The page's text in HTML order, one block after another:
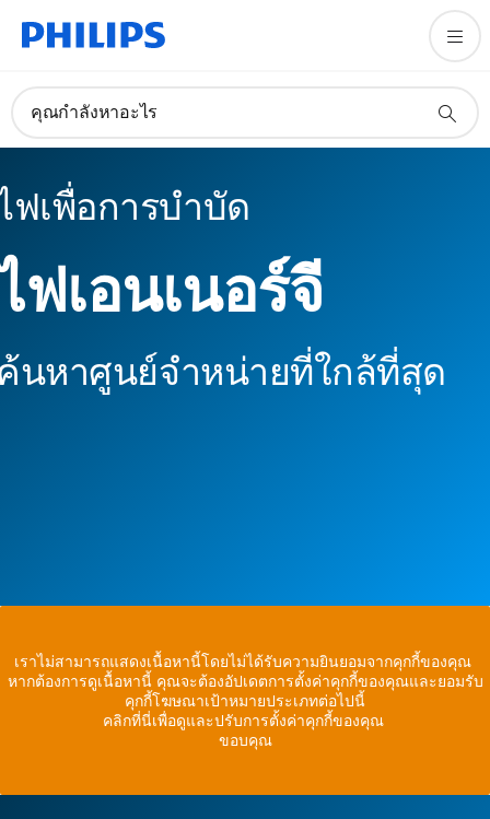
คุณกำลังหาอะไร
ฟเพื่อการบำบัด
ฟเอนเนอร์จี
นหาศูนย์จำหน่ายที่ใกล้ที่สุด
เราไม่สามารถแสดงเนื้อหานี้โดยไม่ได้รับความยินยอมจากคุกกี้ของคุณ
หากต้องการดูเนื้อหานี้ คุณจะต้องอัปเดตการตั้งค่าคุกกี้ของคุณและยอมรับ
คุกกี้โฆษณาเป้าหมายประเภทต่อไปนี้
คลิกที่นี่เพื่อดูและปรับการตั้งค่าคุกกี้ของคุณ
ขอบคุณ